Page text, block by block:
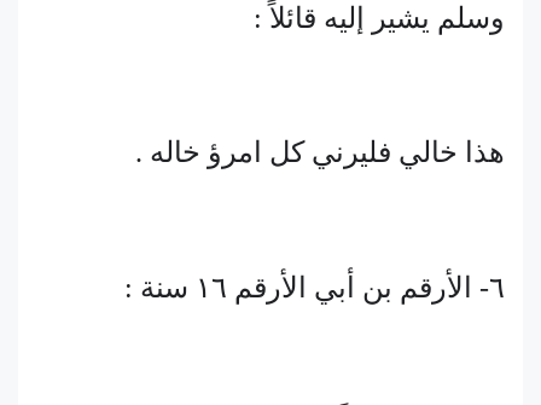
وسلم يشير إليه قائلاً :
هذا خالي فليرني كل امرؤ خاله .
٦- الأرقم بن أبي الأرقم ١٦ سنة :